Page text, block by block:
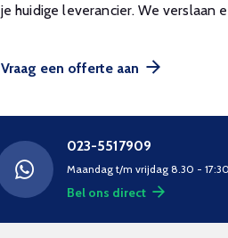
je huidige leverancier. We verslaan
Vraag een offerte aan
023-5517909
Maandag t/m vrijdag 8.30 - 17:30
Bel ons direct